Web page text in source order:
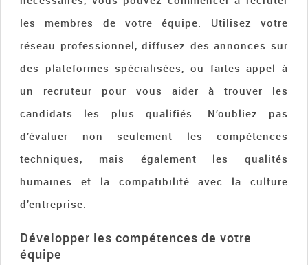
les membres de votre équipe. Utilisez votre
réseau professionnel, diffusez des annonces sur
des plateformes spécialisées, ou faites appel à
un recruteur pour vous aider à trouver les
candidats les plus qualifiés. N’oubliez pas
d’évaluer non seulement les compétences
techniques, mais également les qualités
humaines et la compatibilité avec la culture
d’entreprise.
Développer les compétences de votre
équipe